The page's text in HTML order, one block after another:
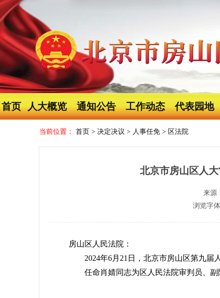
首页 人大概览 通知公告 工作动态 代表园地
当前位置： 首页 > 决定决议 > 人事任免 > 区法院
北京市房山区人
来源
浏览字
房山区人民法院：
2024年6月21日，北京市房山区第九届
任命肖婧同志为区人民法院审判员、副